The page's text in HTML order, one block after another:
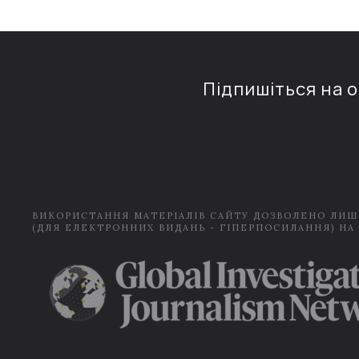
Підпишіться на
ВИКОРИСТАННЯ МАТЕРІАЛІВ САЙТУ ДОЗВОЛЕНО
(ДЛЯ ЕЛЕКТРОННИХ ВИДАНЬ - ГІПЕРПОСИЛАННЯ) НА